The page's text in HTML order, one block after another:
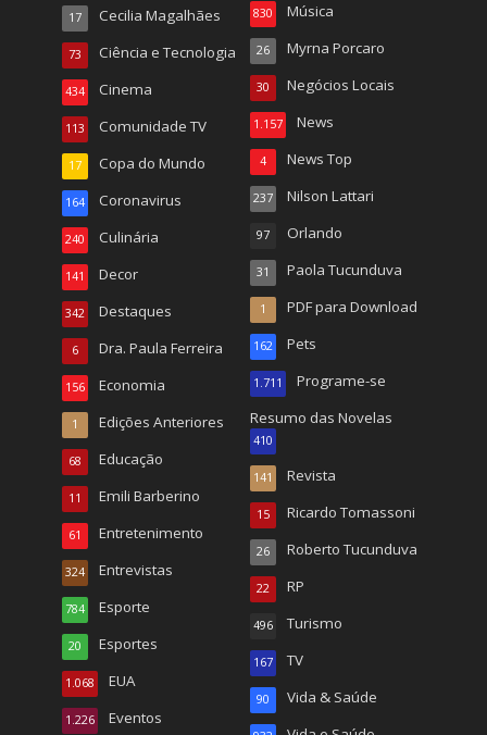
Cecilia Magalhães
17
Ciência e Tecnologia
73
Cinema
434
Comunidade TV
113
Copa do Mundo
17
Coronavirus
164
Culinária
240
Decor
141
Destaques
342
Dra. Paula Ferreira
6
Economia
156
Edições Anteriores
1
Educação
68
Emili Barberino
11
Entretenimento
61
Entrevistas
324
Esporte
784
Esportes
20
EUA
1.068
Eventos
1.226
Música
830
Myrna Porcaro
26
Negócios Locais
30
News
1.157
News Top
4
Nilson Lattari
237
Orlando
97
Paola Tucunduva
31
PDF para Download
1
Pets
162
Programe-se
1.711
Resumo das Novelas
410
Revista
141
Ricardo Tomassoni
15
Roberto Tucunduva
26
RP
22
Turismo
496
TV
167
Vida & Saúde
90